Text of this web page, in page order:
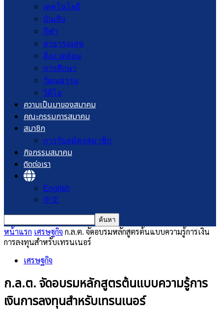
เทคโนโลยี
บันเทิง
กีฬา
สาธารณสุข
สิ่งแวดล้อม
การศึกษา
วัฒนธรรม
วิดีโอ
ความเป็นมาของสมาคม
คณะกรรมการสมาคม
สมาชิก
การรับสมัครสมาชิก
กิจกรรมสมาคม
ติดต่อเรา
English
中文
หน้าแรก เศรษฐกิจ ก.ล.ต. จัดอบรมหลักสูตรต้นแบบความรู้การเงิน
การลงทุนสำหรับเทรนเนอร์
เศรษฐกิจ
ก.ล.ต. จัดอบรมหลักสูตรต้นแบบความรู้การ
เงินการลงทุนสำหรับเทรนเนอร์